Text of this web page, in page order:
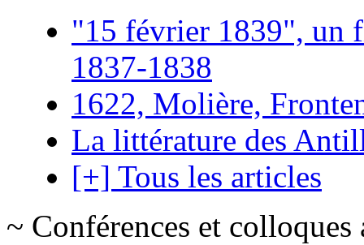
"15 février 1839", un
1837-1838
1622, Molière,
La littérature des
[+] Tous les articles
~ Conférences et